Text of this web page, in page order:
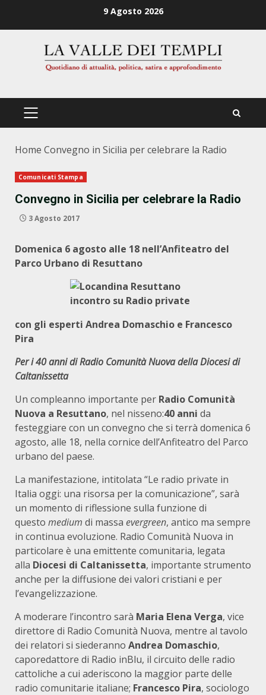
9 Agosto 2026
PRIMÄRES
Home Convegno in Sicilia per celebrare la Radio
Comunicati Stampa
Convegno in Sicilia per celebrare la Radio
3 Agosto 2017
Domenica 6 agosto alle 18 nell’Anfiteatro del
Parco Urbano di Resuttano
con gli esperti Andrea Domaschio e Francesco
Pira
Per i 40 anni di Radio Comunità Nuova della Diocesi di
Caltanissetta
Un compleanno importante per Radio Comunità
Nuova a Resuttano, nel nisseno:40 anni da
festeggiare con un convegno che si terrà domenica 6
agosto, alle 18, nella cornice dell’Anfiteatro del Parco
urbano del paese.
La manifestazione, intitolata “Le radio private in
Italia oggi: una risorsa per la comunicazione”, sarà
un momento di riflessione sulla funzione di
questo medium di massa evergreen, antico ma sempre
in continua evoluzione. Radio Comunità Nuova in
particolare è una emittente comunitaria, legata
alla Diocesi di Caltanissetta, importante strumento
anche per la diffusione dei valori cristiani e per
l’evangelizzazione.
A moderare l’incontro sarà Maria Elena Verga, vice
direttore di Radio Comunità Nuova, mentre al tavolo
dei relatori si siederanno Andrea Domaschio,
caporedattore di Radio inBlu, il circuito delle radio
cattoliche a cui aderiscono la maggior parte delle
radio comunitarie italiane; Francesco Pira, sociologo